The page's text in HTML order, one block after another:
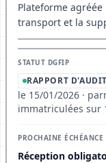
Plateforme
transport et la
STATUT DGFIP
RAPPORT
le 15/01/2026 ·
immatriculées sur
PROCHAINE
Réception